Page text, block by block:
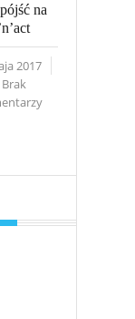
na
2017
Brak